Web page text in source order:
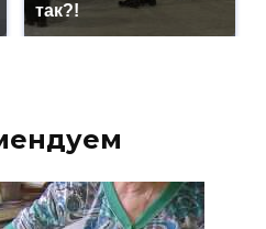
так?!